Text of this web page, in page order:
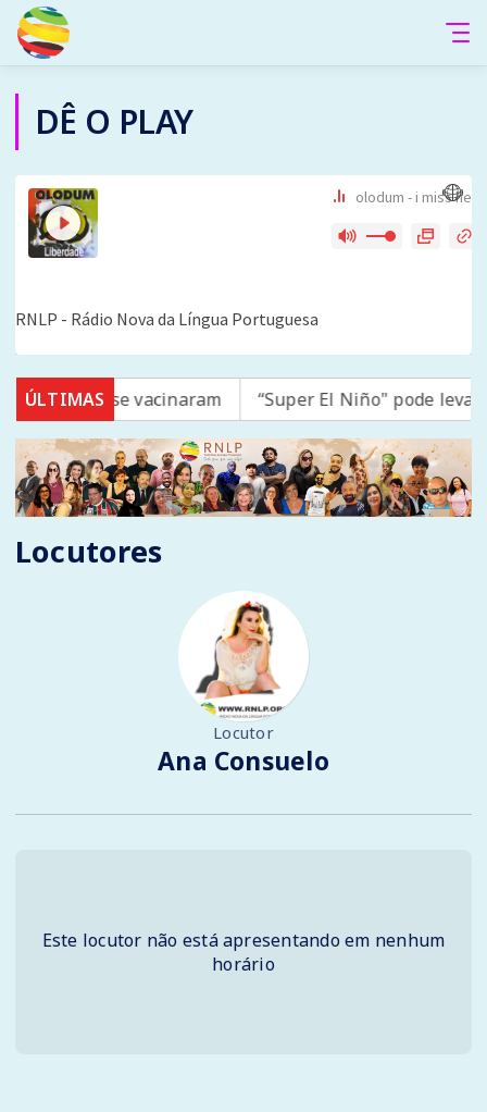
DÊ O PLAY
ÚLTIMAS
16 não se vacinaram “Super El Niño" pode levar
Locutores
Locutor
Ana Consuelo
Este locutor não está apresentando em nenhum
horário